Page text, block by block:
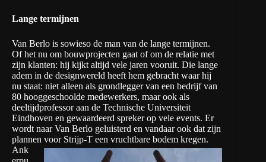
Lange termijnen
Van Berlo is sowieso de man van de lange termijnen.
Of het nu om bouwprojecten gaat of om de relatie met
zijn klanten: hij kijkt altijd vele jaren vooruit. Die lange
adem in de designwereld heeft hem gebracht waar hij
nu staat: niet alleen als grondlegger van een bedrijf van
80 hooggeschoolde medewerkers, maar ook als
deeltijdprofessor aan de Technische Universiteit
Eindhoven en gewaardeerd spreker op vele events. Er
wordt naar Van Berlo geluisterd en vandaar ook dat zijn
plannen voor Strijp-T een vruchtbare bodem kregen.
Ank